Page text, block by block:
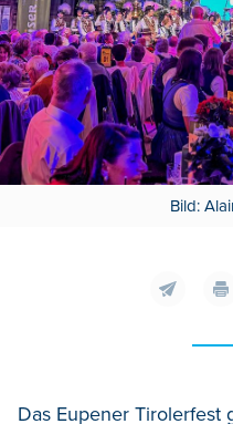
Bild:
Das Eupener Tirolerfest